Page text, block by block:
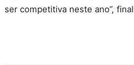
ser competitiva neste ano”,